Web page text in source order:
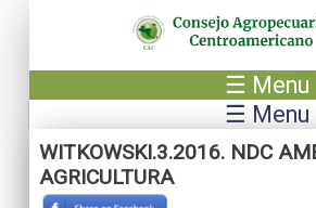
Pasar al contenido principal
☰ Menu
☰ Menu
WITKOWSKI.3.2016. NDC
AGRICULTURA